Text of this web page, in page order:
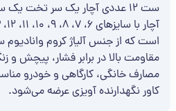
است که از جنس آلیاژ کروم
مقاومت بالا در برابر فشار، پیچش و
مصارف خانگی، کارگاهی و خودرو
کاور نگهدارنده آویزی عرضه می‌شود.